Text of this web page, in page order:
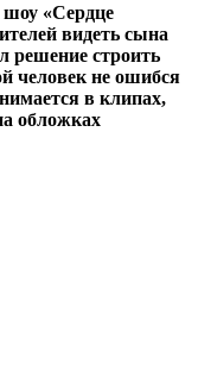
шоу «Сердце
видеть сына
решение строить
человек не ошибся
в клипах,
обложках